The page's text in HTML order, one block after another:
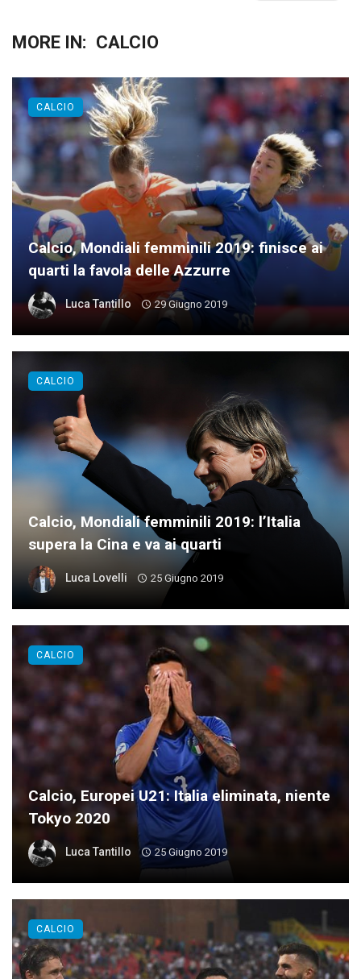
MORE IN: CALCIO
Calcio, Mondiali femminili 2019: finisce ai
quarti la favola delle Azzurre
Luca Tantillo 29 Giugno 2019
CALCIO
Calcio, Mondiali femminili 2019: l’Italia
supera la Cina e va ai quarti
Luca Lovelli 25 Giugno 2019
CALCIO
Calcio, Europei U21: Italia eliminata, niente
Tokyo 2020
Luca Tantillo 25 Giugno 2019
CALCIO
CALCIO